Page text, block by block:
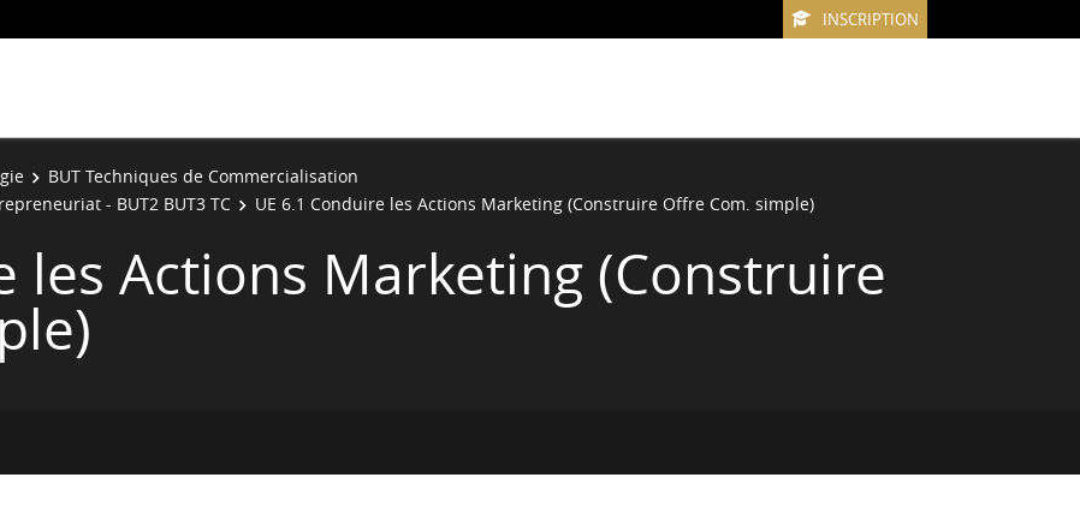
INSCRIPTION
BUT Techniques de Commercialisation
- BUT2 BUT3 TC
UE 6.1 Conduire les Actions Marketing (Construire Offre Com. simple)
les Actions Marketing (Construire